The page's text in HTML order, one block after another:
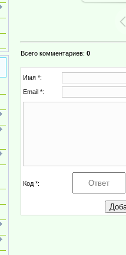
Всего комментариев: 0
Имя *:
Email *:
Код *: